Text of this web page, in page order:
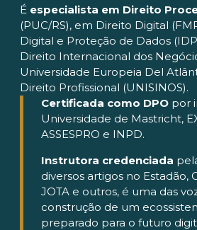
É especialista em Direito
(PUC/RS), em Direito Digital
Digital e Proteção de Dados
Direito Internacional dos
Universidade Europeia Del
Direito Profissional (UNISINOS).
Certificada como DPO por
Universidade de Mastricht,
ASSESPRO e INPD.
Instrutora credenciada
diversos artigos no Estadão,
JOTA e outros, é uma das
construção de um
preparado para o futuro